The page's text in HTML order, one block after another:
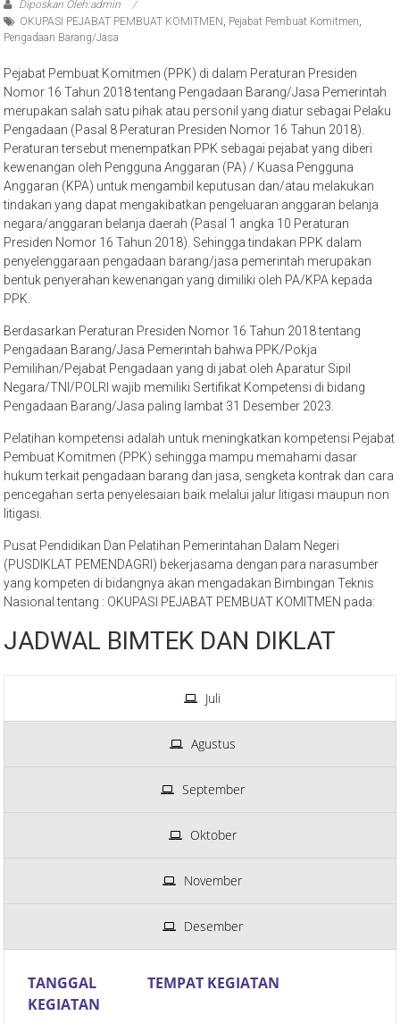
Diposkan Oleh:admin
OKUPASI PEJABAT PEMBUAT KOMITMEN , Pejabat Pembuat Komitmen,
Pengadaan Barang/Jasa
Pejabat Pembuat Komitmen (PPK) di dalam Peraturan Presiden
Nomor 16 Tahun 2018 tentang Pengadaan Barang/Jasa Pemerintah
merupakan salah satu pihak atau personil yang diatur sebagai Pelaku
Pengadaan (Pasal 8 Peraturan Presiden Nomor 16 Tahun 2018).
Peraturan tersebut menempatkan PPK sebagai pejabat yang diberi
kewenangan oleh Pengguna Anggaran (PA) / Kuasa Pengguna
Anggaran (KPA) untuk mengambil keputusan dan/atau melakukan
tindakan yang dapat mengakibatkan pengeluaran anggaran belanja
negara/anggaran belanja daerah (Pasal 1 angka 10 Peraturan
Presiden Nomor 16 Tahun 2018). Sehingga tindakan PPK dalam
penyelenggaraan pengadaan barang/jasa pemerintah merupakan
bentuk penyerahan kewenangan yang dimiliki oleh PA/KPA kepada
PPK.
Berdasarkan Peraturan Presiden Nomor 16 Tahun 2018 tentang
Pengadaan Barang/Jasa Pemerintah bahwa PPK/Pokja
Pemilihan/Pejabat Pengadaan yang di jabat oleh Aparatur Sipil
Negara/TNI/POLRI wajib memiliki Sertifikat Kompetensi di bidang
Pengadaan Barang/Jasa paling lambat 31 Desember 2023.
Pelatihan kompetensi adalah untuk meningkatkan kompetensi Pejabat
Pembuat Komitmen (PPK) sehingga mampu memahami dasar
hukum terkait pengadaan barang dan jasa, sengketa kontrak dan cara
pencegahan serta penyelesaian baik melalui jalur litigasi maupun non
litigasi.
Pusat Pendidikan Dan Pelatihan Pemerintahan Dalam Negeri
(PUSDIKLAT PEMENDAGRI) bekerjasama dengan para narasumber
yang kompeten di bidangnya akan mengadakan Bimbingan Teknis
Nasional tentang : OKUPASI PEJABAT PEMBUAT KOMITMEN pada:
JADWAL BIMTEK DAN DIKLAT
Juli
Agustus
September
Oktober
November
Desember
TANGGAL
KEGIATAN
TEMPAT KEGIATAN